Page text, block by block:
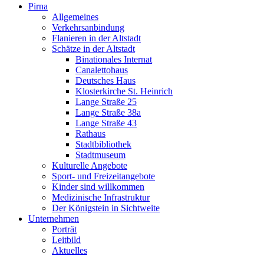
Pirna
Allgemeines
Verkehrsanbindung
Flanieren in der Altstadt
Schätze in der Altstadt
Binationales Internat
Canalettohaus
Deutsches Haus
Klosterkirche St. Heinrich
Lange Straße 25
Lange Straße 38a
Lange Straße 43
Rathaus
Stadtbibliothek
Stadtmuseum
Kulturelle Angebote
Sport- und Freizeitangebote
Kinder sind willkommen
Medizinische Infrastruktur
Der Königstein in Sichtweite
Unternehmen
Porträt
Leitbild
Aktuelles